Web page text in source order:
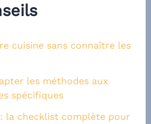
cuisine sans connaître les
les méthodes aux
spécifiques
la checklist complète pour